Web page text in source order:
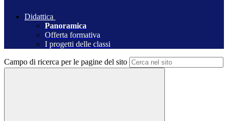
Didattica
Panoramica
Offerta formativa
I progetti delle classi
Campo di ricerca per le pagine del sito